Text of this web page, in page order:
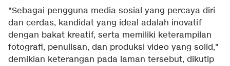
"Sebagai pengguna media sosial yang percaya diri
dan cerdas, kandidat yang ideal adalah inovatif
dengan bakat kreatif, serta memiliki keterampilan
fotografi, penulisan, dan produksi video yang solid,"
demikian keterangan pada laman tersebut, dikutip